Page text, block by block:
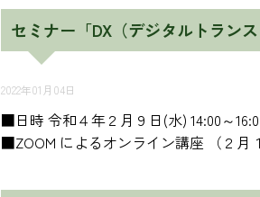
セミナー「DX（デジタルトラン
2022年01月04日
■日時 令和４年２月９日(水) 14:00～
■ZOOM によるオンライン講座 （２